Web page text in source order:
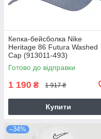
Кепка-бейсболка Nike
Heritage 86 Futura Washed
Cap (913011-493)
Готово до відправки
1 190 ₴ 1 917 ₴
Купити
–34%